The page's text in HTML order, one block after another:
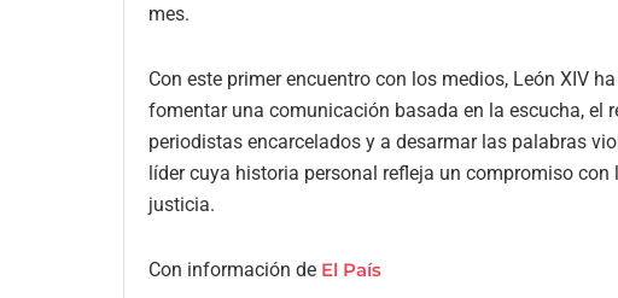
mes.
Con este primer encuentro con los medios, León XIV
fomentar una comunicación basada en la escucha, el
periodistas encarcelados y a desarmar las palabras
líder cuya historia personal refleja un compromiso
justicia.
Con información de El País